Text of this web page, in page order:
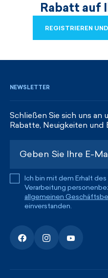
Rabatt auf
REGISTRIEREN
NEWSLETTER
Schließen Sie sich uns an
Rabatte, Neuigkeiten und
Ich bin mit dem Erhalt
Verarbeitung
allgemeinen
einverstanden.